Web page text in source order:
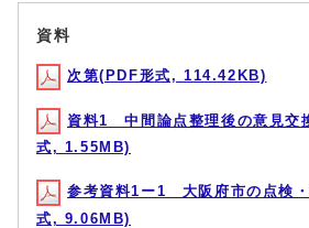
資料
次第(PDF形式, 114.42KB)
資料1 中間論点整理後の意見交
式, 1.55MB)
参考資料1ー1 大阪府市の点検
式, 9.06MB)